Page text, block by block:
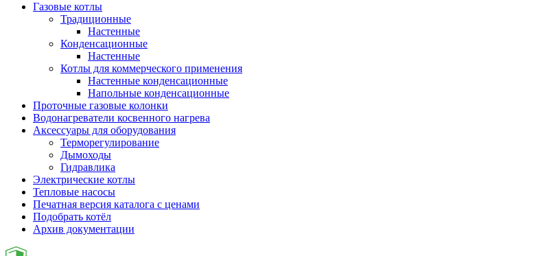
Газовые котлы
Традиционные
Настенные
Конденсационные
Настенные
Котлы для коммерческого применения
Настенные конденсационные
Напольные конденсационные
Проточные газовые колонки
Водонагреватели косвенного нагрева
Аксессуары для оборудования
Терморегулирование
Дымоходы
Гидравлика
Электрические котлы
Тепловые насосы
Печатная версия каталога с ценами
Подобрать котёл
Архив документации